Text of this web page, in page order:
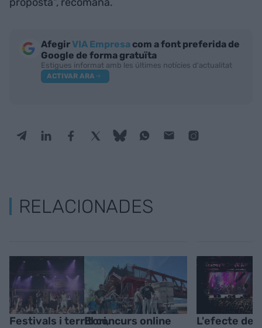
AfegirVIA Empresa com a font preferida de
Google de forma gratuïta
Estigues informat amb les últimes notícies d'actualitat
ACTIVAR ARA
RELACIONADES
Festivals i territori,El concurs online
L'efecte dels